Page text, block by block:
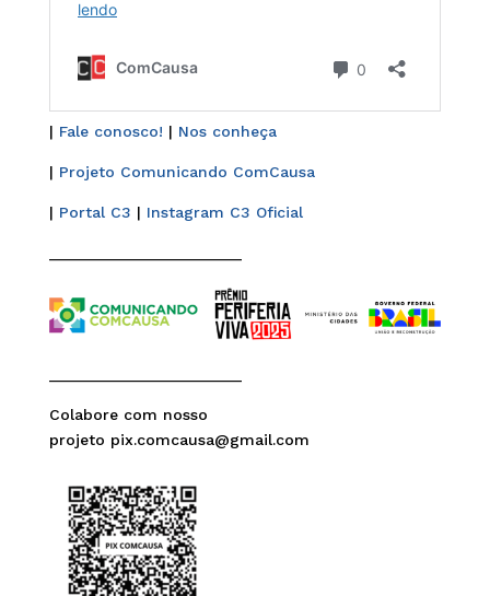
| Fale conosco! | Nos conheça
| Projeto Comunicando ComCausa
| Portal C3 | Instagram C3 Oficial
Colabore com nosso
projeto pix.comcausa@gmail.com